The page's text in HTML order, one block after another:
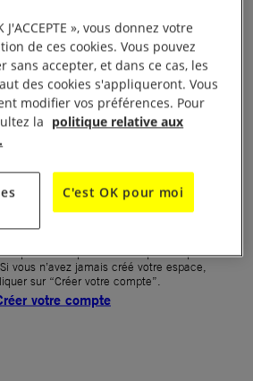
oublié ?
connexion ?
connexion ?
espace n’est pas automatique lorsque
vous n’avez jamais créé votre espace,
sur “Créer votre compte”.
votre compte
», vous donnez votre
de ces cookies. Vous pouvez
sans accepter, et dans ce cas, les
des cookies s'appliqueront. Vous
modifier vos préférences. Pour
la politique relative aux
C'est OK pour moi